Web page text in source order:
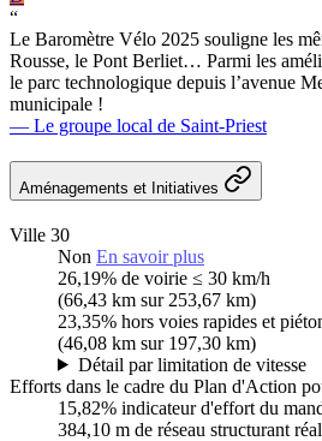
“
Le Baromètre Vélo 2025 souligne les
Rousse, le Pont Berliet… Parmi les
le parc technologique depuis l’avenue
municipale !
— Le groupe local de Saint-Priest
Aménagements et Initiatives
Ville 30
Non En savoir plus
26,19% de voirie ≤ 30 km/h
(66,43 km sur 253,67 km)
23,35% hors voies rapides et
(46,08 km sur 197,30 km)
Détail par limitation de vitesse
Efforts dans le cadre du Plan d'Action
15,82% indicateur d'effort du
384,10 m de réseau structurant